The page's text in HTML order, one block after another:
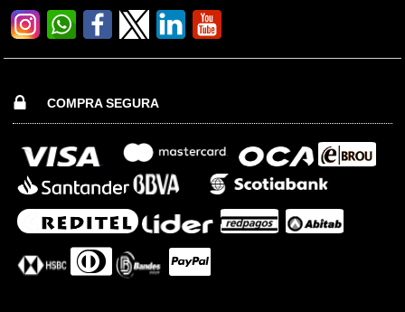
COMPRA SEGURA